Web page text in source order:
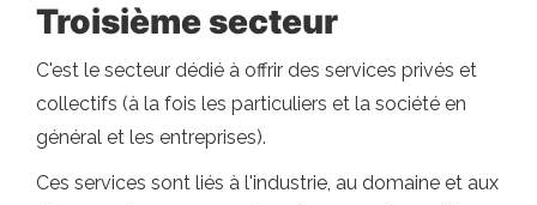
Troisième secteur
C'est le secteur dédié à offrir des services privés et
collectifs (à la fois les particuliers et la société en
général et les entreprises).
Ces services sont liés à l'industrie, au domaine et aux